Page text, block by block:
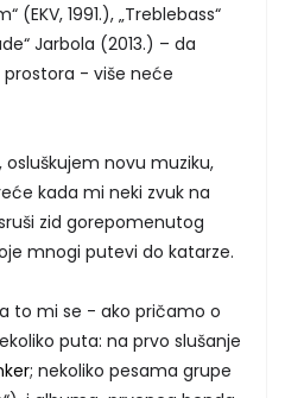
(EKV, 1991.), „Treblebass“
Jarbola (2013.) – da
- više neće
osluškujem novu muziku,
kada mi neki zvuk na
zid gorepomenutog
mnogi putevi do katarze.
to mi se - ako pričamo o
puta: na prvo slušanje
; nekoliko pesama grupe